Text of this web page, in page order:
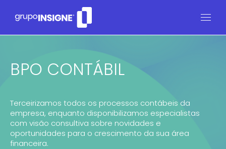
BPO CONTÁBIL
Terceirizamos todos os processos contábeis da
empresa, enquanto disponibilizamos especialistas
com visão consultiva sobre novidades e
oportunidades para o crescimento da sua área
financeira.